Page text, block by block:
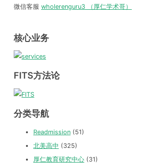
微信客服 wholerenguru3 （厚仁学术哥）
核心业务
FITS方法论
分类导航
Readmission (51)
北美高中 (325)
厚仁教育研究中心 (31)